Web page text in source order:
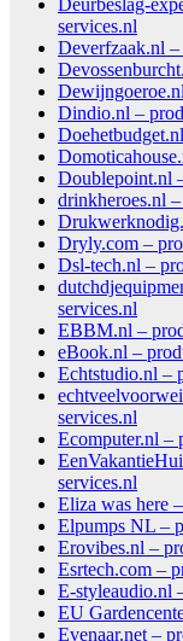
Deurbeslag-
services.nl
Deverfzaak.nl
Dindio.nl –
Doublepoint.nl
drinkheroes.nl
Dryly.com –
Dsl-tech.nl –
services.nl
EBBM.nl –
eBook.nl –
Echtstudio.nl –
services.nl
Ecomputer.nl –
services.nl
Eliza was here
Elpumps NL –
Erovibes.nl –
Esrtech.com –
E-styleaudio.nl
EU
Evenaar.net –